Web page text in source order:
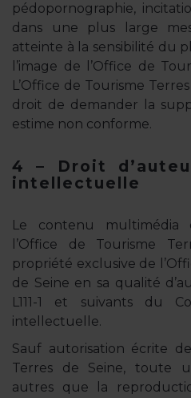
pédopornographie,
dans une plus large
atteinte à la sensibilité du
l’image de l’Office de
L’Office de Tourisme
droit de demander la
estime non conforme.
4 – Droit
intellectuelle
Le contenu
l’Office de Tourisme
propriété exclusive de
de Seine en sa qualité
L111-1 et suivants du
intellectuelle.
Sauf autorisation écrite
Terres de Seine, toute
autres que la